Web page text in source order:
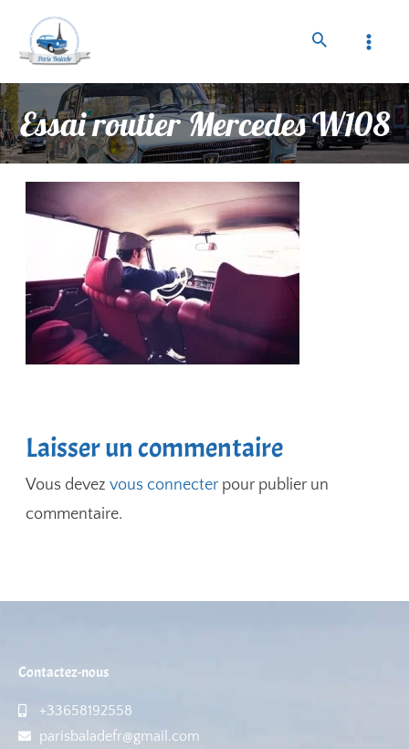
Essai routier Mercedes W108
Laisser un commentaire
Vous devezvous connecterpour publier un
commentaire.
Contactez-nous
+33658192558
parisbaladefr@gmail.com